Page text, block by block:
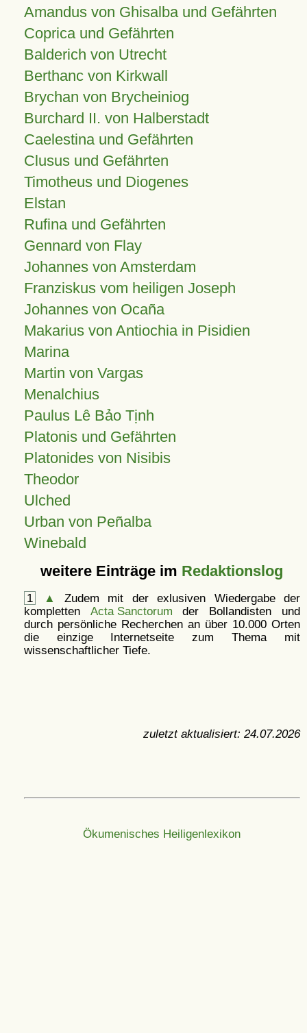
Amandus von Ghisalba und Gefährten
Coprica und Gefährten
Balderich von Utrecht
Berthanc von Kirkwall
Brychan von Brycheiniog
Burchard II. von Halberstadt
Caelestina und Gefährten
Clusus und Gefährten
Timotheus und Diogenes
Elstan
Rufina und Gefährten
Gennard von Flay
Johannes von Amsterdam
Franziskus vom heiligen Joseph
Johannes von Ocaña
Makarius von Antiochia in Pisidien
Marina
Martin von Vargas
Menalchius
Paulus Lê Bảo Tịnh
Platonis und Gefährten
Platonides von Nisibis
Theodor
Ulched
Urban von Peñalba
Winebald
weitere Einträge im Redaktionslog
1 ▲
Zudem mit der exlusiven Wiedergabe der
kompletten Acta Sanctorum der Bollandisten und
durch persönliche Recherchen an über 10.000 Orten
die einzige Internetseite zum Thema mit
wissenschaftlicher Tiefe.
zuletzt aktualisiert: 24.07.2026
Ökumenisches Heiligenlexikon